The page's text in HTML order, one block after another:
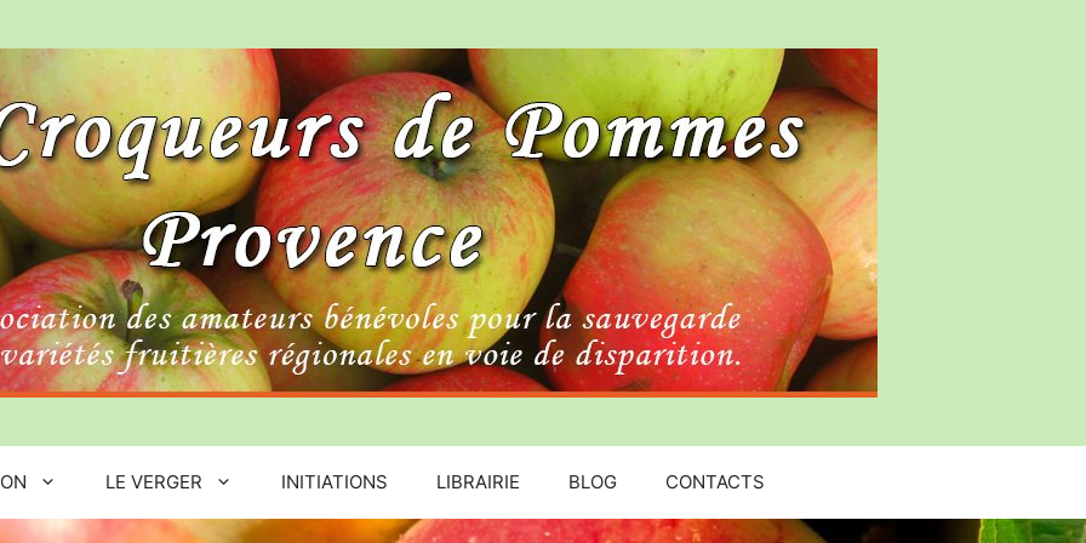
LE VERGER INITIATIONS LIBRAIRIE BLOG CONTACTS